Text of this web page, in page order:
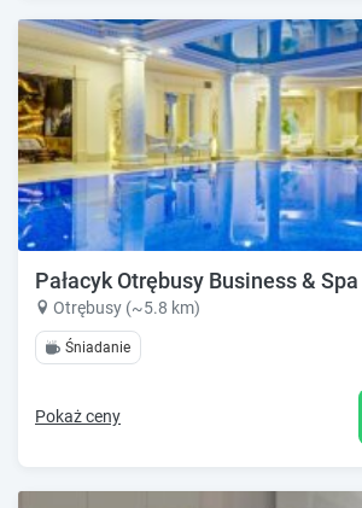
Pałacyk Otrębusy Business & Spa
Otrębusy (~5.8 km)
Śniadanie
Pokaż ceny